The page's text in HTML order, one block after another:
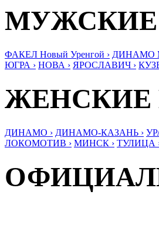
ФАКЕЛ Новый Уренгой › ДИНАМО
ЮГРА › НОВА › ЯРОСЛАВИЧ ›
ЖЕНСКИЕ
ДИНАМО › ДИНАМО-КАЗАНЬ ›
ЛОКОМОТИВ › МИНСК › ТУЛИЦА